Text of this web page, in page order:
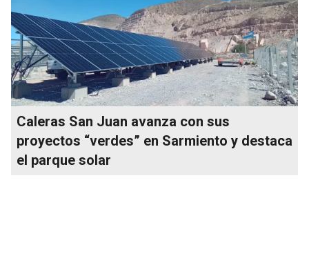
Caleras San Juan avanza con sus
proyectos “verdes” en Sarmiento y destaca
el parque solar